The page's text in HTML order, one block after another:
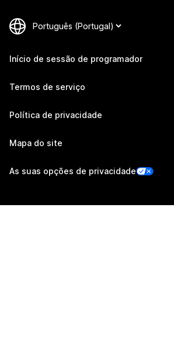
Início de sessão de programador
Termos de serviço
Política de privacidade
Mapa do site
As suas opções de privacidade